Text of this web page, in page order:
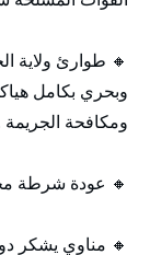
🔸 طوارئ ولاية
وبحري بكامل
ومكافحة الجريمة
🔸 عودة شرطة
🔸 مناوي يشكر